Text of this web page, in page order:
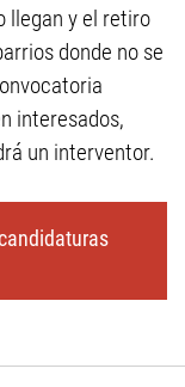
llegan y el retiro
donde no se
interesados,
un interventor.